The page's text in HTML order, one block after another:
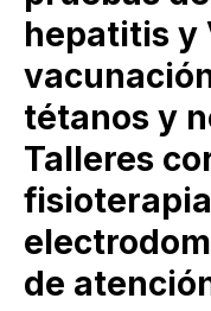
hepatitis y
tétanos y
Talleres
de